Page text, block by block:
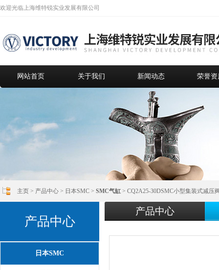
欢迎光临上海维特锐实业发展有限公司
网站首页 关于我们 新闻动态 荣誉资
主页 > 产品中心 > 日本SMC > SMC气缸 > CQ2A25-30DSMC小型集装式减压
产品中心
日本SMC
产品中心